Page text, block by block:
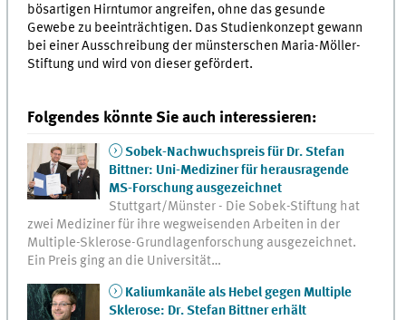
bösartigen Hirntumor angreifen, ohne das gesunde
Gewebe zu beeinträchtigen. Das Studienkonzept gewann
bei einer Ausschreibung der münsterschen Maria-Möller-
Stiftung und wird von dieser gefördert.
Folgendes könnte Sie auch interessieren:
Sobek-Nachwuchspreis für Dr. Stefan
Bittner: Uni-Mediziner für herausragende
MS-Forschung ausgezeichnet
Stuttgart/Münster - Die Sobek-Stiftung hat
zwei Mediziner für ihre wegweisenden Arbeiten in der
Multiple-Sklerose-Grundlagenforschung ausgezeichnet.
Ein Preis ging an die Universität…
Kaliumkanäle als Hebel gegen Multiple
Sklerose: Dr. Stefan Bittner erhält